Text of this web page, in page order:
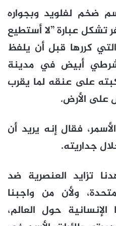
ضخم لفلويد وبجواره
تشكل عبارة ”لا أستطيع
كررها قبل أن يلفظ
أبيض في مدينة
على عنقه لما يقرب
على الأرض.
فقال إنه يريد أن
جداريته.
تزايد العنصرية ضد
ولأن من واجبنا
حول العالم،